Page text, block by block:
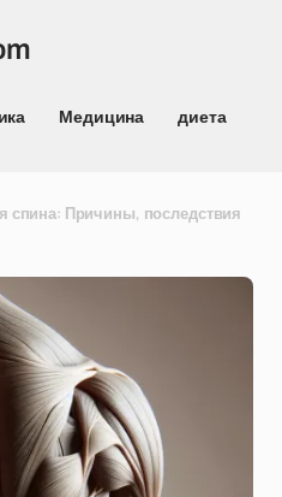
Медицина
диета
спина: Причины, последствия